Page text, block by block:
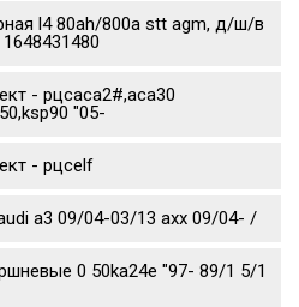
l4 80ah/800a stt agm, д/ш/в
- рцсaca2#,aca30
"05-
- рцсelf
a3 09/04-03/13 axx 09/04- /
0 50ka24e "97- 89/1 5/1